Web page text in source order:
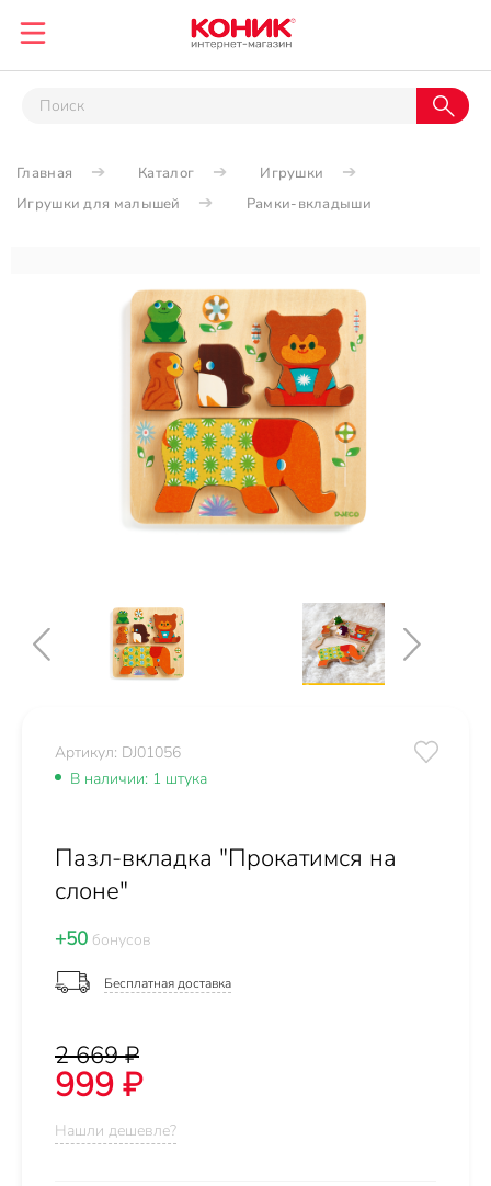
Главная Каталог
Игрушки
Игрушки для малышей
Рамки-вкладыши
Артикул: DJ01056
В наличии: 1 штука
Пазл-вкладка "Прокатимся на
слоне"
+50 бонусов
Бесплатная доставка
2 669 ₽
999 ₽
Нашли дешевле?